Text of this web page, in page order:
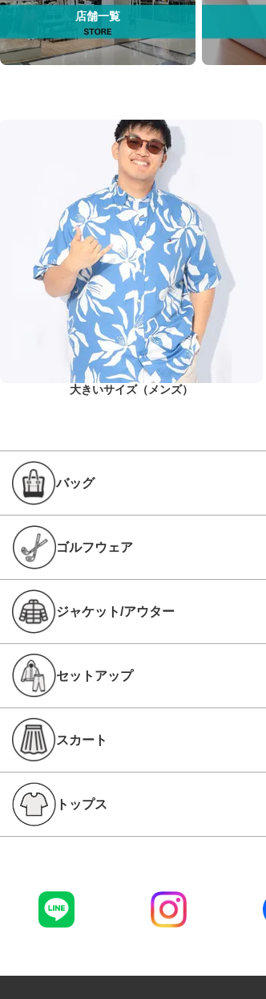
店舗一覧
大きいサイズ（メンズ）
バッグ
ゴルフウェア
ジャケット/アウター
セットアップ
スカート
トップス